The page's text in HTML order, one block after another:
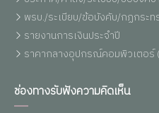
พรบ./ระเบียบ/ข้อบังคับ/กฏกระท
รายงานการเงินประจำปี
ราคากลางอุปกรณ์คอมพิวเตอร์
ช่องทางรับฟังความคิดเห็น